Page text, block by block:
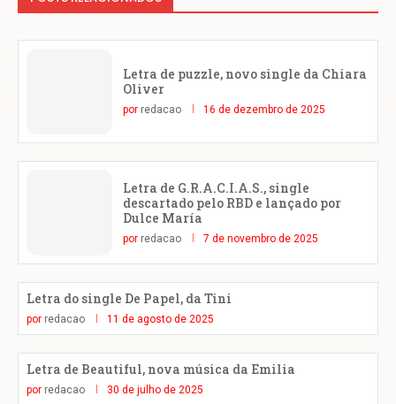
Letra de puzzle, novo single da Chiara
Oliver
por redacao 16 de dezembro de 2025
Letra de G.R.A.C.I.A.S., single
descartado pelo RBD e lançado por
Dulce María
por redacao 7 de novembro de 2025
Letra do single De Papel, da Tini
por redacao 11 de agosto de 2025
Letra de Beautiful, nova música da Emilia
por redacao 30 de julho de 2025